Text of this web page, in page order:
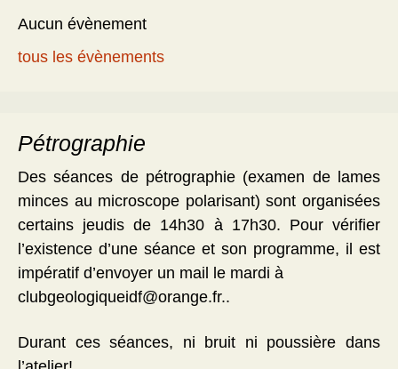
Aucun évènement
tous les évènements
Pétrographie
Des séances de pétrographie (examen de lames
minces au microscope polarisant) sont organisées
certains jeudis de 14h30 à 17h30. Pour vérifier
l’existence d’une séance et son programme, il est
impératif d’envoyer un mail le mardi à
clubgeologiqueidf@orange.fr..
Durant ces séances, ni bruit ni poussière dans